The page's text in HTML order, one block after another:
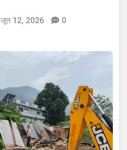
जून 12, 2026 0